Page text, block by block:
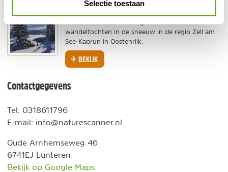
Selectie toestaan
Winterwandelen in Zell am See
wandeltochten in de sneeuw in de regio Zell am
See-Kaprun in Oostenrijk.
BEKIJK
Contactgegevens
Tel: 0318611796
E-mail: info@naturescanner.nl
Adres
Oude Arnhemseweg 46
6741EJ Lunteren
Bekijk op Google Maps